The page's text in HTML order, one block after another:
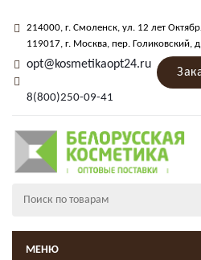
214000, г. Смоленск, ул. 12 лет
119017, г. Москва, пер. Голиковский,
opt@kosmetikaopt24.ru
8(800)250-09-41
МЕНЮ